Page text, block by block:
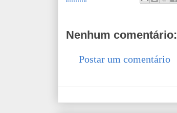
Nenhum comentário:
Postar um comentário